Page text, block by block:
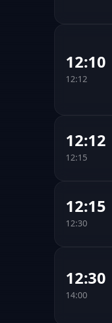
12:10
12:12
12:12
12:15
12:15
12:30
12:30
14:00